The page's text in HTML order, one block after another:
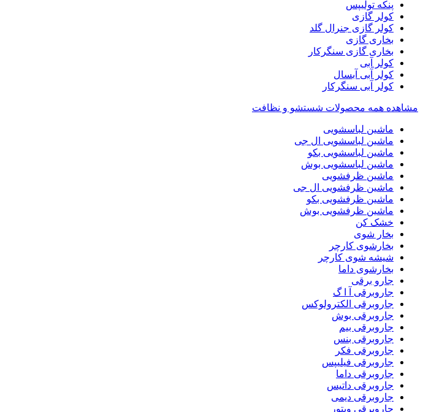
پنکه تولیپس
کولر گازی
کولر گازی جنرال گلد
بخاری گازی
بخاری گازی سنگرکار
کولر آبی
کولر آبی آبسال
کولر آبی سنگرکار
مشاهده همه محصولات شستشو و نظافت
ماشین لباسشویی
ماشین لباسشویی ال جی
ماشین لباسشویی بکو
ماشین لباسشویی بوش
ماشین ظرفشویی
ماشین ظرفشویی ال جی
ماشین ظرفشویی بکو
ماشین ظرفشویی بوش
خشک کن
بخار شوی
بخارشوی کارچر
شیشه شوی کارچر
بخارشوی داما
جارو برقی
جاروبرقی آ ا گ
جاروبرقی الکترولوکس
جاروبرقی بوش
جاروبرقی بیم
جاروبرقی بنس
جاروبرقی فکر
جاروبرقی فیلیپس
جاروبرقی داما
جاروبرقی داتیس
جاروبرقی دیمی
جاروبرقی ویتور